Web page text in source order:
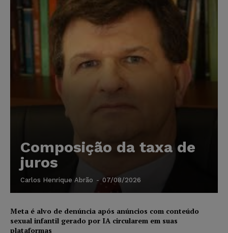
Composição da taxa de
juros
Carlos Henrique Abrão - 07/08/2026
Meta é alvo de denúncia após anúncios com conteúdo
sexual infantil gerado por IA circularem em suas
plataformas